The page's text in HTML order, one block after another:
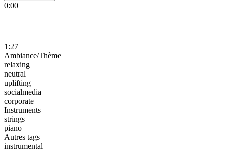
0:00
1:27
Ambiance/Thème
relaxing
neutral
uplifting
socialmedia
corporate
Instruments
strings
piano
Autres tags
instrumental